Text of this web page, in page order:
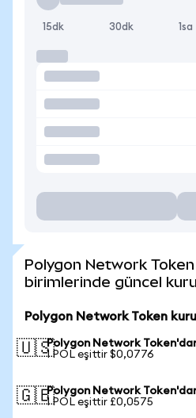
15dk 30dk 1sa
Polygon Network
birimlerinde güncel kuru
Polygon Network Token
🇺🇸Polygon Network
1 POL eşittir $0,0776
🇬🇧Polygon Network
1 POL eşittir £0,0575